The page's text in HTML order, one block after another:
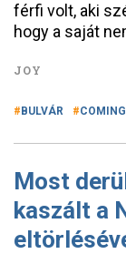
férfi volt, aki
hogy a saját
JOY
BULVÁR
Most
kaszált a